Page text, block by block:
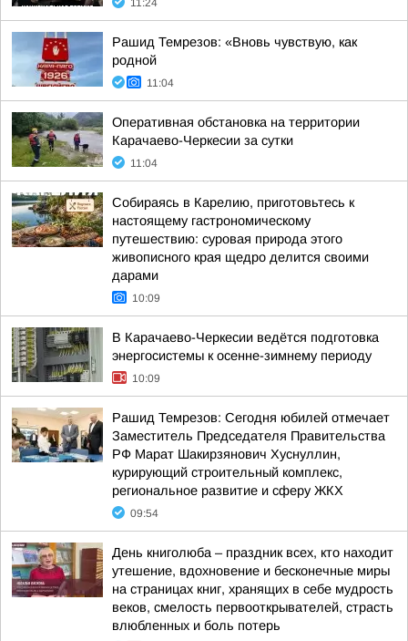
11:24
Рашид Темрезов: «Вновь чувствую, как
родной
11:04
Оперативная обстановка на территории
Карачаево-Черкесии за сутки
11:04
Собираясь в Карелию, приготовьтесь к
настоящему гастрономическому
путешествию: суровая природа этого
живописного края щедро делится своими
дарами
10:09
В Карачаево-Черкесии ведётся подготовка
энергосистемы к осенне-зимнему периоду
10:09
Рашид Темрезов: Сегодня юбилей отмечает
Заместитель Председателя Правительства
РФ Марат Шакирзянович Хуснуллин,
курирующий строительный комплекс,
региональное развитие и сферу ЖКХ
09:54
День книголюба – праздник всех, кто находит
утешение, вдохновение и бесконечные миры
на страницах книг, хранящих в себе мудрость
веков, смелость первооткрывателей, страсть
влюбленных и боль потерь